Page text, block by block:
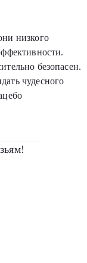
низкого
безопасен.
чудесного